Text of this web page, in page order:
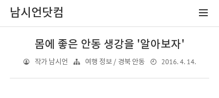
남시언닷컴
몸에 좋은 안동 생강을 '알아보자'
작가 남시언 여행 정보 / 경북 안동 2016. 4. 14.